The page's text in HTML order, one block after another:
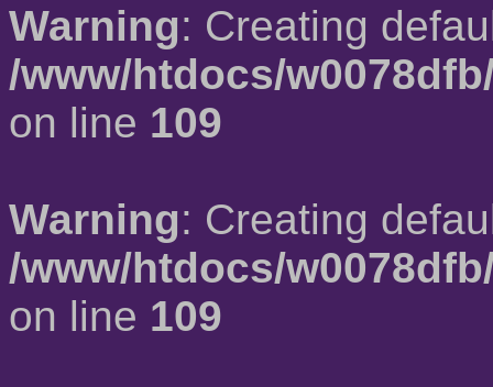
Warning: Creating
/www/htdocs/
on line 109
Warning: Creating
/www/htdocs/
on line 109